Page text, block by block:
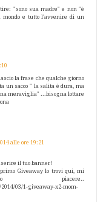
"sono sua madre" e non "è
e tutto l'avvenire di un
la frase che qualche giorno
un sacco " la salita è dura, ma
meraviglia" ...bisogna lottare
alle ore 19:21
il tuo banner!
Giveaway lo trovi qui, mi
piacere..
03/1-giveaway-x2-mom-